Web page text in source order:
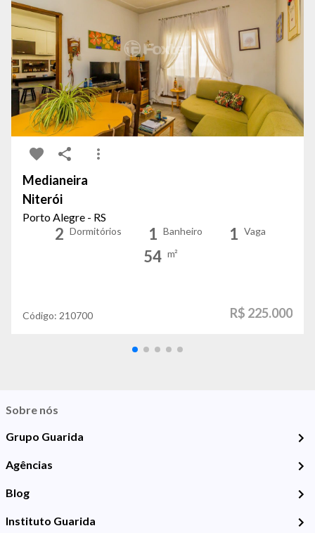
Medianeira
Niterói
Porto Alegre - RS
2 Dormitórios 1 Banheiro 1 Vaga
54 m²
Código: 210700 R$ 225.000
Sobre nós
Grupo Guarida
Agências
Blog
Instituto Guarida